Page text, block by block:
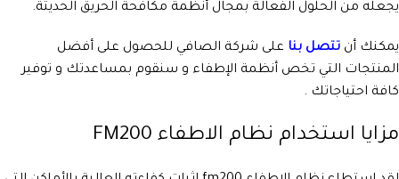
يجعله من الحلول الفعالة بمجال أنظمة مكافحة الحريق الحديثة.
يمكنك أن تتصل بنا على شركة الصافي للحصول على أفضل
المنتجات التي تخص أنظمة الإطفاء و سنقوم بمساعدتك و توفير
كافة احتياجاتك .
مزايا استخدام نظام الاطفاء FM200